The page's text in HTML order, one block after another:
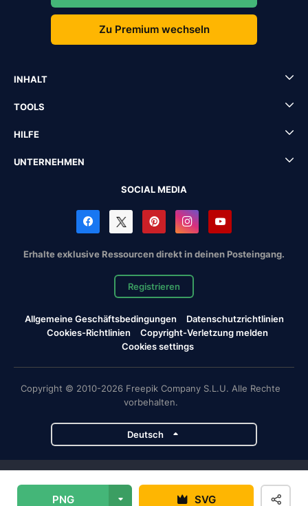
PNG SVG
Zu Premium wechseln
INHALT
TOOLS
HILFE
UNTERNEHMEN
SOCIAL MEDIA
Erhalte exklusive Ressourcen direkt in deinen Posteingang.
Registrieren
Allgemeine Geschäftsbedingungen
Datenschutzrichtlinien
Cookies-Richtlinien
Copyright-Verletzung melden
Cookies settings
Copyright © 2010-2026 Freepik Company S.L.U. Alle Rechte
vorbehalten.
Deutsch